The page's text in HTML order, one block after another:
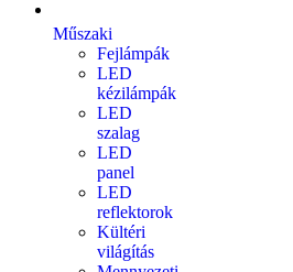
Műszaki
Fejlámpák
LED
kézilámpák
LED
szalag
LED
panel
LED
reflektorok
Kültéri
világítás